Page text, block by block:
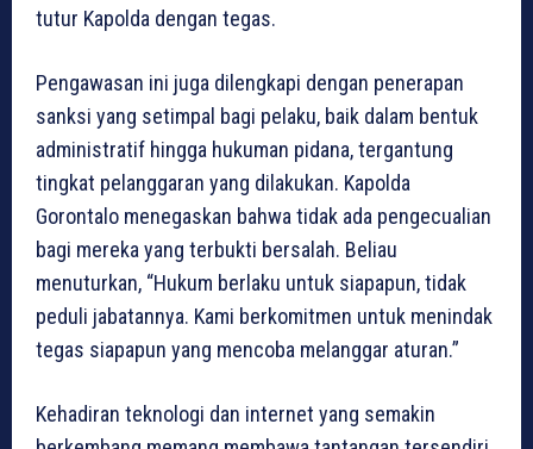
tutur Kapolda dengan tegas.
Pengawasan ini juga dilengkapi dengan penerapan
sanksi yang setimpal bagi pelaku, baik dalam bentuk
administratif hingga hukuman pidana, tergantung
tingkat pelanggaran yang dilakukan. Kapolda
Gorontalo menegaskan bahwa tidak ada pengecualian
bagi mereka yang terbukti bersalah. Beliau
menuturkan, “Hukum berlaku untuk siapapun, tidak
peduli jabatannya. Kami berkomitmen untuk menindak
tegas siapapun yang mencoba melanggar aturan.”
Kehadiran teknologi dan internet yang semakin